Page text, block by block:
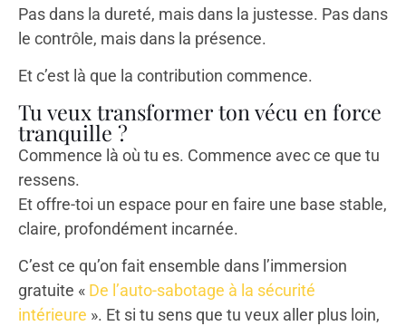
Pas dans la dureté, mais dans la justesse. Pas dans
le contrôle, mais dans la présence.
Et c’est là que la contribution commence.
Tu veux transformer ton vécu en force
tranquille ?
Commence là où tu es. Commence avec ce que tu
ressens.
Et offre-toi un espace pour en faire une base stable,
claire, profondément incarnée.
C’est ce qu’on fait ensemble dans l’immersion
gratuite « De l’auto-sabotage à la sécurité
intérieure ». Et si tu sens que tu veux aller plus loin,